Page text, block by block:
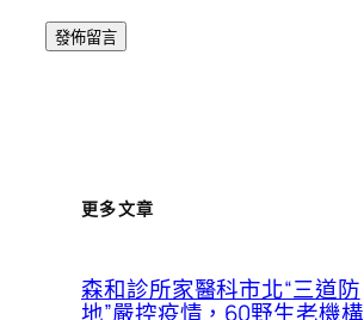
更多文章
森和診所家醫科市北“三道防
地”嚴控疫情，60野生老機構